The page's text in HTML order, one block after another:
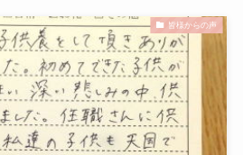
皆様からの声